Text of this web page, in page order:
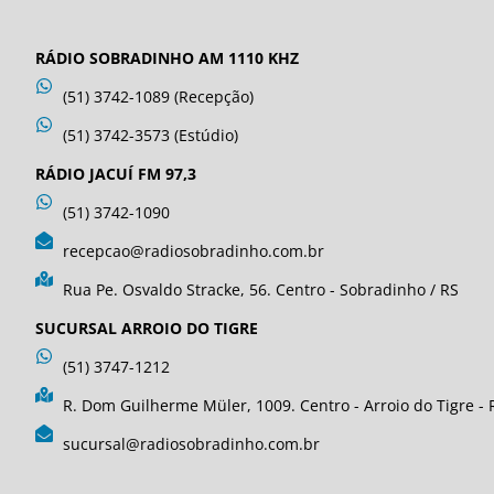
RÁDIO SOBRADINHO AM 1110 KHZ
(51) 3742-1089 (Recepção)
(51) 3742-3573 (Estúdio)
RÁDIO JACUÍ FM 97,3
(51) 3742-1090
recepcao@radiosobradinho.com.br
Rua Pe. Osvaldo Stracke, 56. Centro - Sobradinho / RS
SUCURSAL ARROIO DO TIGRE
(51) 3747-1212
R. Dom Guilherme Müler, 1009. Centro - Arroio do Tigre -
sucursal@radiosobradinho.com.br